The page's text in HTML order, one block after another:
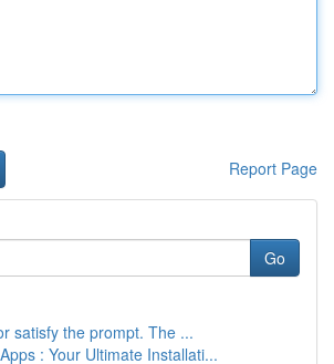
Report Page
Go
satisfy the prompt. The ...
: Your Ultimate Installati...